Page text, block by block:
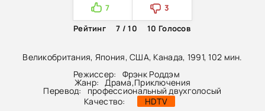
Великобритания, Япония, США, Канада, 1991, 102 мин.
Режиссер:
Фрэнк Роддэм
Жанр: Драма,Приключения
Перевод:
профессиональный двухголосый
Качество:
HDTV
7
3
Рейтинг
7 / 10 10 Голосов